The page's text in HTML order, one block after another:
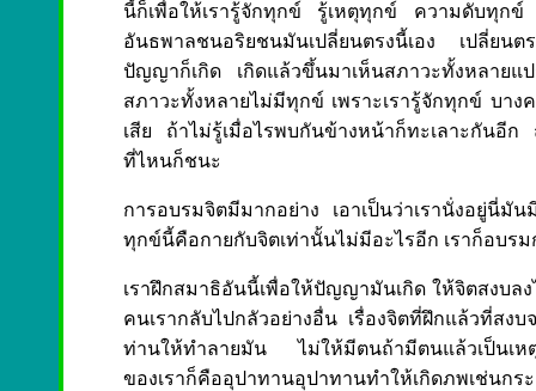
นี้ก็เพื่อให้เรารู้จักทุกข์ รู้เหตุทุกข์ ความดับทุก
อันธพาลชนอริยชนมันเปลี่ยนตรงนี้เอง เปลี่ยน
ปัญญาก็เกิด เกิดแล้วขึ้นมาเห็นสภาวะทั้งหลายแ
สภาวะทั้งหลายไม่มีทุกข์ เพราะเรารู้จักทุกข์ บา
เสีย ถ้าไม่รู้เมื่อไรพบกันข้างหน้าก็ทะเลาะกันอี
ที่ไหนก็ชนะ
การอบรมจิตมีมากอย่าง เอาเป็นว่าเรานั่งอยู่นี่มั
ทุกข์นี้คือกายกับจิตเท่านั้นไม่มีอะไรอีก เราก็อบร
เราฝึกสมาธิอันนี้เพื่อให้ปัญญามันเกิด ให้จิตสงบล
คนเรากลับไปกลัวอย่างอื่น เรื่องจิตที่ฝึกแล้วที่สง
ท่านให้ทำลายมัน ไม่ให้มีตนถ้ามีตนแล้วเป็นเหตุ
ของเราก็คืออุปาทานอุปาทานทำให้เกิดภพเช่